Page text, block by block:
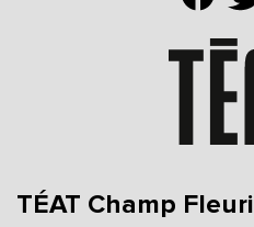
TÉAT Champ Fleuri